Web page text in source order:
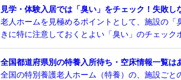
見学・体験入居では「臭い」をチェック！失敗し
老人ホームを見極めるポイントとして、施設の
きに特に注意しておくとよい「臭い」のチェック
全国都道府県別の特養入所待ち・空床情報一覧は
全国の特別養護老人ホーム（特養）の、施設ご